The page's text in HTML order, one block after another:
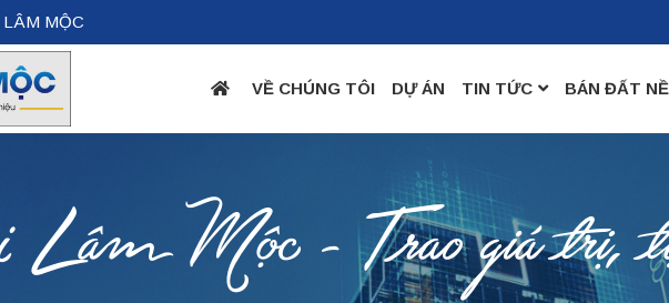
LÂM MỘC
VỀ CHÚNG TÔI DỰ ÁN TIN TỨC BÁN ĐẤT
Mộc - Trao giá trị,